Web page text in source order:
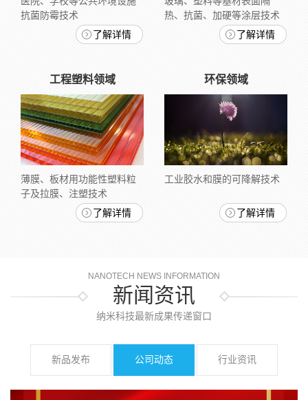
抗菌防霉技术
了解详情
热、抗菌、加硬等涂层技术
及涂料添加剂技术了解详情
工程塑料领域
薄膜、板材用功能性塑料粒
子及拉膜、注塑技术
了解详情
环保领域
工业胶水和膜的可降解技术
了解详情
NANOTECH NEWS INFORMATION
新闻资讯
纳米科技最新成果传递窗口
新品发布 公司动态 行业资讯